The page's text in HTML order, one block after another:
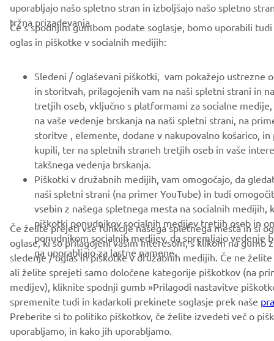
uporabljajo našo spletno stran in izboljšajo našo spletno
tržna prizadevanja.
Če s spodnjim gumbom podate soglasje, bomo uporabili
oglas in piškotke v socialnih medijih:
Sledeni / oglaševani piškotki, vam pokažejo ustrezne
in storitvah, prilagojenih vam na naši spletni strani in
tretjih oseb, vključno s platformami za socialne
na vaše vedenje brskanja na naši spletni strani, na
storitve , elemente, dodane v nakupovalno košarico,
kupili, ter na spletnih straneh tretjih oseb in vaše
takšnega vedenja brskanja.
Piškotki v družabnih medijih, vam omogočajo, da
naši spletni strani (na primer YouTube) in tudi
vsebin z našega spletnega mesta na socialnih medijih,
piškotki ponudnikov socialnih medijev tretjih oseb in
ponudnikom socialnih medijev, da spremljajo vedenje
ga uporabljajo za lastne namene.
Če želite prejeti vse funkcije našega spletnega mesta in si
oglase, ki so prilagojeni vašim interesom, s klikom na gumb
sledenje / oglas in piškotke v družabnih medijih. Če ne
ali želite sprejeti samo določene kategorije piškotkov (na
medijev), kliknite spodnji gumb »Prilagodi nastavitve
spremenite tudi in kadarkoli prekinete soglasje prek naše
Preberite si to politiko piškotkov, če želite izvedeti več o
uporabljamo, in kako jih uporabljamo.